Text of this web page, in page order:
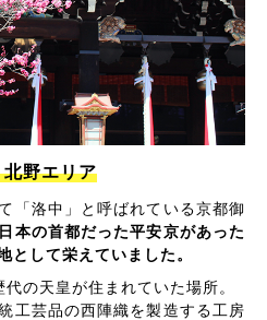
野エリア
「洛中」と呼ばれている京都御
日本の首都だった平安京があった
として栄えていました。
の天皇が住まれていた場所。
工芸品の西陣織を製造する工房